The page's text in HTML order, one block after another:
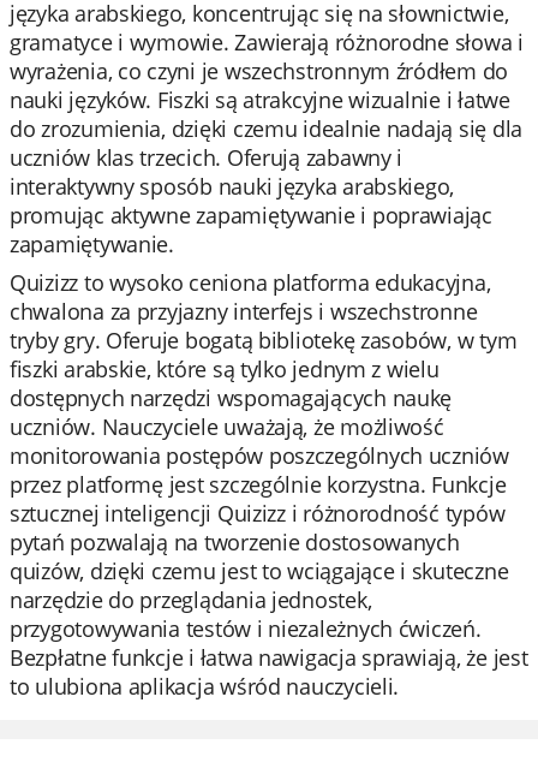
języka arabskiego, koncentrując się na słownictwie,
gramatyce i wymowie. Zawierają różnorodne słowa i
wyrażenia, co czyni je wszechstronnym źródłem do
nauki języków. Fiszki są atrakcyjne wizualnie i łatwe
do zrozumienia, dzięki czemu idealnie nadają się dla
uczniów klas trzecich. Oferują zabawny i
interaktywny sposób nauki języka arabskiego,
promując aktywne zapamiętywanie i poprawiając
zapamiętywanie.
Quizizz to wysoko ceniona platforma edukacyjna,
chwalona za przyjazny interfejs i wszechstronne
tryby gry. Oferuje bogatą bibliotekę zasobów, w tym
fiszki arabskie, które są tylko jednym z wielu
dostępnych narzędzi wspomagających naukę
uczniów. Nauczyciele uważają, że możliwość
monitorowania postępów poszczególnych uczniów
przez platformę jest szczególnie korzystna. Funkcje
sztucznej inteligencji Quizizz i różnorodność typów
pytań pozwalają na tworzenie dostosowanych
quizów, dzięki czemu jest to wciągające i skuteczne
narzędzie do przeglądania jednostek,
przygotowywania testów i niezależnych ćwiczeń.
Bezpłatne funkcje i łatwa nawigacja sprawiają, że jest
to ulubiona aplikacja wśród nauczycieli.